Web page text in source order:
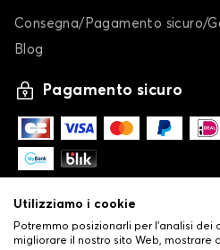
Consegna/Pagamento sicuro/
Blog
Pagamento sicuro
Utilizziamo i cookie
Potremmo posizionarli per l'analisi dei
migliorare il nostro sito Web, mostrare